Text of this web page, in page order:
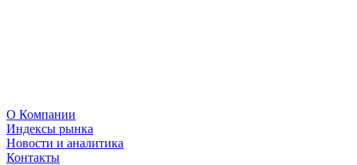
О Компании
Индексы рынка
Новости и аналитика
Контакты